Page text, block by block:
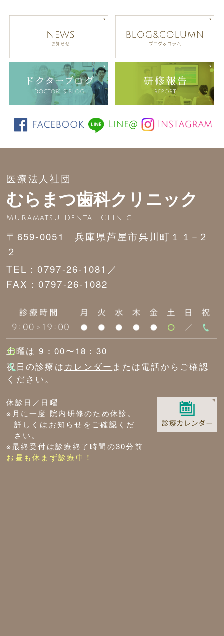
医療法人社団
むらまつ歯科クリニック
Muramatsu Dental Clinic
〒659-0051 兵庫県芦屋市呉川町１１−２
２
TEL：0797-26-1081／
FAX：0797-26-1082
土曜は 9：00〜18：30
祝日の診療は カレンダー または電話からご確認
ください。
休診日／日曜
※月に一度 院内研修のため休診。
詳しくは お知らせ をご確認くだ
さい。
※最終受付は診療終了時間の30分前
お昼も休まず診療中！